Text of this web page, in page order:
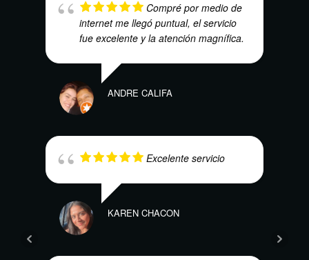
Compré por medio de
internet me llegó puntual, el servicio
fue excelente y la atención magnífica.
ANDRE CALIFA
Excelente servicio
KAREN CHACON